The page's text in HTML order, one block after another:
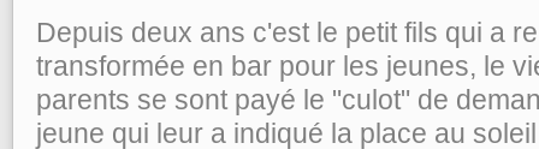
Depuis deux ans c'est le petit fils qui a
transformée en bar pour les jeunes, le
parents se sont payé le "culot" de
jeune qui leur a indiqué la place au